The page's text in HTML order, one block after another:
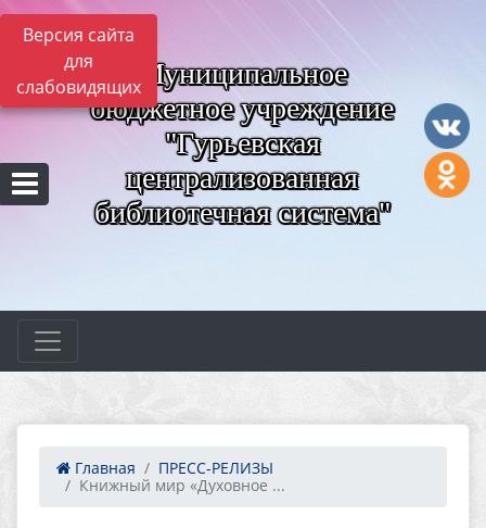
Версия сайта
для
слабовидящих Муниципальное
бюджетное учреждение
"Гурьевская
централизованная
библиотечная система"
Главная
ПРЕСС-РЕЛИЗЫ
Книжный мир «Духовное ...